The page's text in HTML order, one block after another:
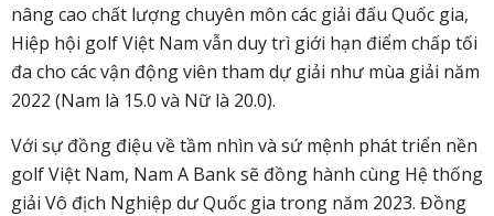
nâng cao chất lượng chuyên môn các giải đấu Quốc gia,
Hiệp hội golf Việt Nam vẫn duy trì giới hạn điểm chấp tối
đa cho các vận động viên tham dự giải như mùa giải năm
2022 (Nam là 15.0 và Nữ là 20.0).
Với sự đồng điệu về tầm nhìn và sứ mệnh phát triển nền
golf Việt Nam, Nam A Bank sẽ đồng hành cùng Hệ thống
giải Vô địch Nghiệp dư Quốc gia trong năm 2023. Đồng